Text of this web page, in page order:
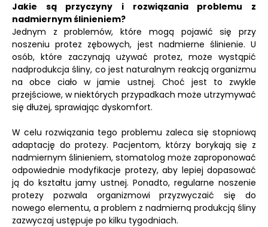
Jakie są przyczyny i rozwiązania problemu z
nadmiernym ślinieniem?
Jednym z problemów, które mogą pojawić się przy
noszeniu protez zębowych, jest nadmierne ślinienie. U
osób, które zaczynają używać protez, może wystąpić
nadprodukcja śliny, co jest naturalnym reakcją organizmu
na obce ciało w jamie ustnej. Choć jest to zwykle
przejściowe, w niektórych przypadkach może utrzymywać
się dłużej, sprawiając dyskomfort.
W celu rozwiązania tego problemu zaleca się stopniową
adaptację do protezy. Pacjentom, którzy borykają się z
nadmiernym ślinieniem, stomatolog może zaproponować
odpowiednie modyfikacje protezy, aby lepiej dopasować
ją do kształtu jamy ustnej. Ponadto, regularne noszenie
protezy pozwala organizmowi przyzwyczaić się do
nowego elementu, a problem z nadmierną produkcją śliny
zazwyczaj ustępuje po kilku tygodniach.